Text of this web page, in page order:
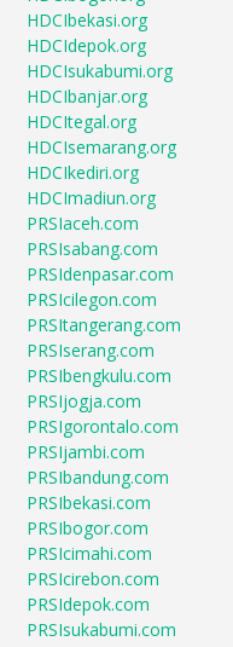
HDCIbekasi.org
HDCIdepok.org
HDCIsukabumi.org
HDCIbanjar.org
HDCItegal.org
HDCIsemarang.org
HDCIkediri.org
HDCImadiun.org
PRSIaceh.com
PRSIsabang.com
PRSIdenpasar.com
PRSIcilegon.com
PRSItangerang.com
PRSIserang.com
PRSIbengkulu.com
PRSIjogja.com
PRSIgorontalo.com
PRSIjambi.com
PRSIbandung.com
PRSIbekasi.com
PRSIbogor.com
PRSIcimahi.com
PRSIcirebon.com
PRSIdepok.com
PRSIsukabumi.com